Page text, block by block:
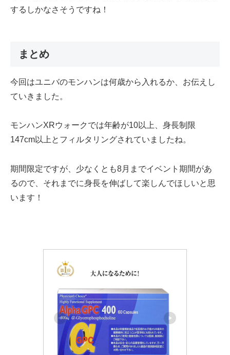
するしかなさそうですね！
まとめ
今回はユニバのモンハンは何歳から入れるか、お伝えし
ていきました。
モンハンXRウォークでは年齢が10以上、身長制限
147cm以上とフィルタリングされていましたね。
期間限定ですが、少なくとも8月までイベント期間があ
るので、それまでに身長を伸ばして楽しんでほしいと思
います！